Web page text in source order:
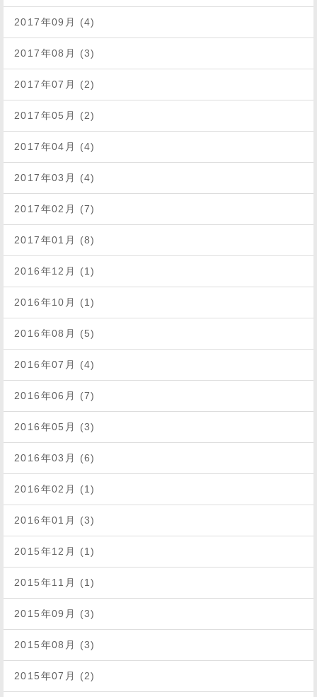
2017年09月 (4)
2017年08月 (3)
2017年07月 (2)
2017年05月 (2)
2017年04月 (4)
2017年03月 (4)
2017年02月 (7)
2017年01月 (8)
2016年12月 (1)
2016年10月 (1)
2016年08月 (5)
2016年07月 (4)
2016年06月 (7)
2016年05月 (3)
2016年03月 (6)
2016年02月 (1)
2016年01月 (3)
2015年12月 (1)
2015年11月 (1)
2015年09月 (3)
2015年08月 (3)
2015年07月 (2)